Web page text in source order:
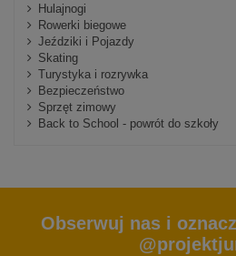
Hulajnogi
Rowerki biegowe
Jeździki i Pojazdy
Skating
Turystyka i rozrywka
Bezpieczeństwo
Sprzęt zimowy
Back to School - powrót do szkoły
Obserwuj nas i